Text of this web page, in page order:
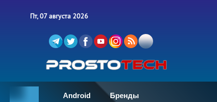
Пт, 07 августа 2026
Android Бренды